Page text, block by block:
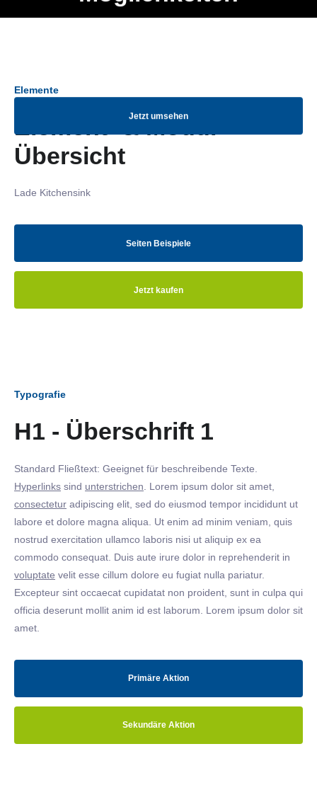
Jetzt umsehen
Elemente
Element- & Modul-
Übersicht
Lade Kitchensink
Seiten Beispiele
Jetzt kaufen
Typografie
H1 - Überschrift 1
Standard Fließtext: Geeignet für beschreibende Texte.
Hyperlinks sind unterstrichen . Lorem ipsum dolor sit amet,
consectetur adipiscing elit, sed do eiusmod tempor incididunt ut
labore et dolore magna aliqua. Ut enim ad minim veniam, quis
nostrud exercitation ullamco laboris nisi ut aliquip ex ea
commodo consequat. Duis aute irure dolor in reprehenderit in
voluptate velit esse cillum dolore eu fugiat nulla pariatur.
Excepteur sint occaecat cupidatat non proident, sunt in culpa qui
officia deserunt mollit anim id est laborum. Lorem ipsum dolor sit
amet.
Primäre Aktion
Sekundäre Aktion